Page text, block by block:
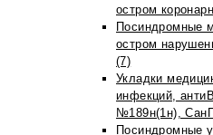
остром
Посиндромные
остром
(7)
Укладки
инфекций,
№189н(1н),
Посиндромные